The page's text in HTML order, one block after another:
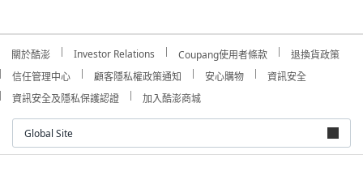
關於酷澎 Investor Relations Coupang使用者條款
退換貨政策
信任管理中心
顧客隱私權政策通知 安心購物
資訊安全
資訊安全及隱私保護認證
加入酷澎商城
Global Site